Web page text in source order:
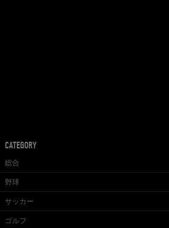
CATEGORY
総合
野球
サッカー
ゴルフ